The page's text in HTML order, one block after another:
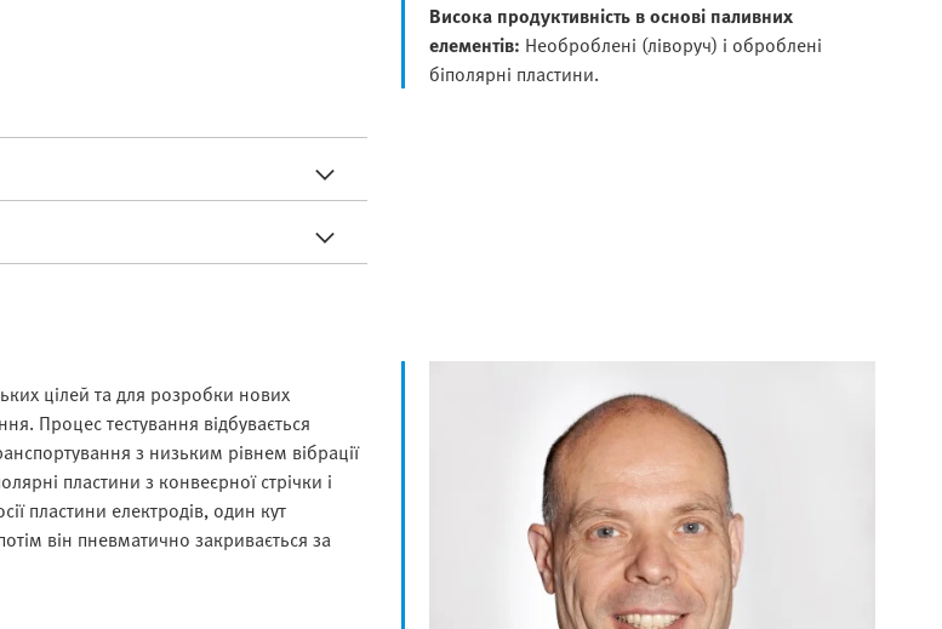
Висока продуктивність в основі паливних
елементів: Необроблені (ліворуч) і оброблені
біполярні пластини.
цілей та для розробки нових
Процес тестування відбувається
з низьким рівнем вібрації
пластини з конвеєрної стрічки і
пластини електродів, один кут
він пневматично закривається за